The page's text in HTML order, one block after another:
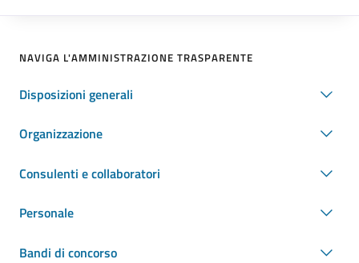
NAVIGA L'AMMINISTRAZIONE TRASPARENTE
Disposizioni generali
Organizzazione
Consulenti e collaboratori
Personale
Bandi di concorso